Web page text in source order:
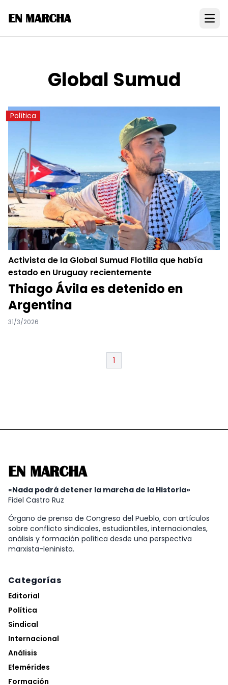
EN MARCHA
Global Sumud
Política
Activista de la Global Sumud Flotilla que había
estado en Uruguay recientemente
Thiago Ávila es detenido en
Argentina
31/3/2026
1
EN MARCHA
«Nada podrá detener la marcha de la Historia»
Fidel Castro Ruz
Órgano de prensa de Congreso del Pueblo, con artículos
sobre conflicto sindicales, estudiantiles, internacionales,
análisis y formación política desde una perspectiva
marxista-leninista.
Categorías
Editorial
Política
Sindical
Internacional
Análisis
Efemérides
Formación